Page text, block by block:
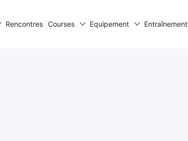
Rencontres Courses Equipement Entraînement